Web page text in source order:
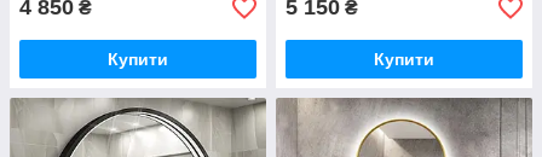
4 850 ₴
Купити
5 150 ₴
Купити